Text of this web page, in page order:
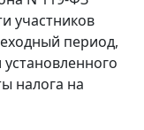
участников
период,
налога на